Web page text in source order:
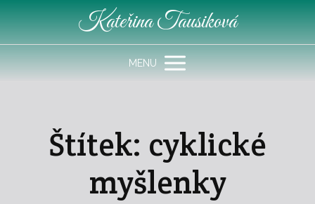
Kateřina Tausiková
MENU
Štítek: cyklické
myšlenky